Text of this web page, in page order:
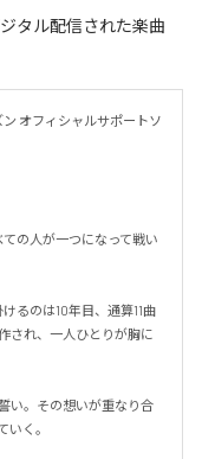
タル配信された楽曲
オフィシャルサポートソ
の人が一つになって戦い
るのは10年目、通算11曲
され、一人ひとりが胸に
い。その想いが重なり合
いく。